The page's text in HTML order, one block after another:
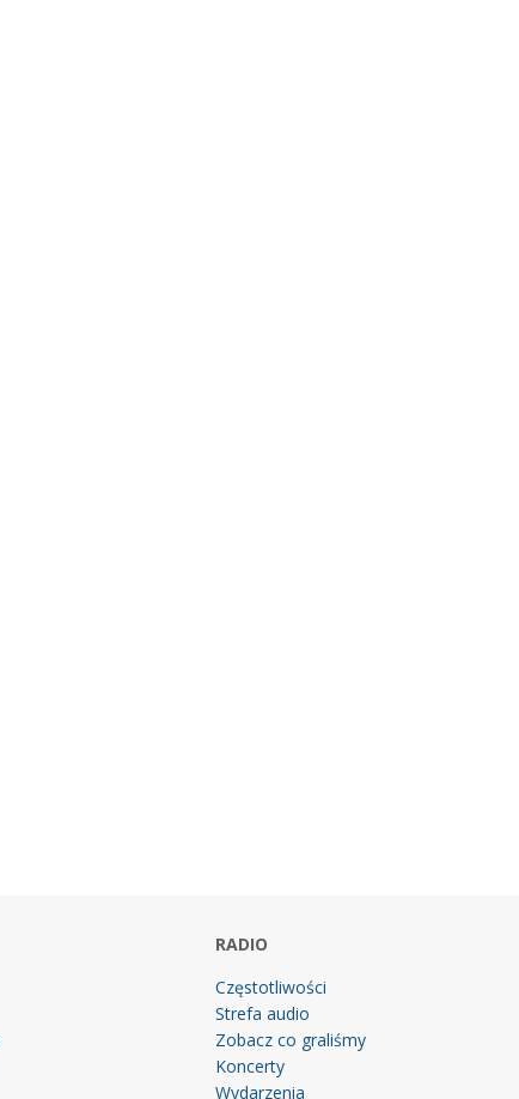
RADIO
Częstotliwości
Strefa audio
Zobacz co graliśmy
Koncerty
Wydarzenia